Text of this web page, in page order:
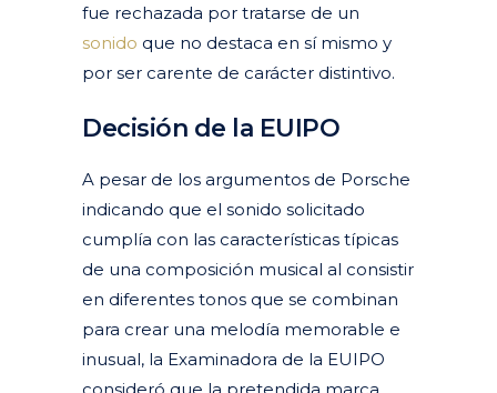
fue rechazada por tratarse de un
sonido que no destaca en sí mismo y
por ser carente de carácter distintivo.
Decisión de la EUIPO
A pesar de los argumentos de Porsche
indicando que el sonido solicitado
cumplía con las características típicas
de una composición musical al consistir
en diferentes tonos que se combinan
para crear una melodía memorable e
inusual, la Examinadora de la EUIPO